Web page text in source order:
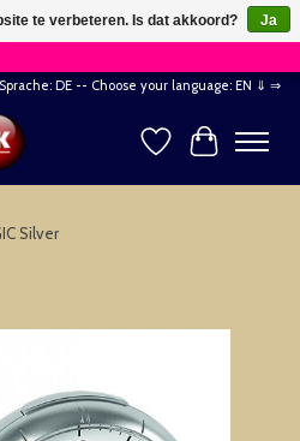
×
DE -- Choose your language: EN ⇓ ⇒
Verlanglijst
Silver
te verbeteren. Is dat akkoord?
Ja